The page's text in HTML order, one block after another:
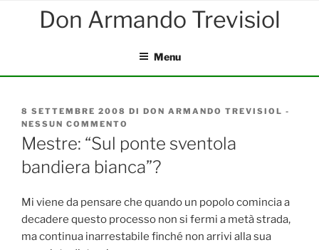
Menu
PUBBLICATO
IL
8 SETTEMBRE 2008 DI DON ARMANDO TREVISIOL -
NESSUN COMMENTO
MESTRE:
“SUL
PONTE
SVENTOLA
BIANCA”?
Mestre: “Sul ponte sventola
bandiera bianca”?
Mi viene da pensare che quando un popolo comincia a
decadere questo processo non si fermi a metà strada,
ma continua inarrestabile finché non arrivi alla sua